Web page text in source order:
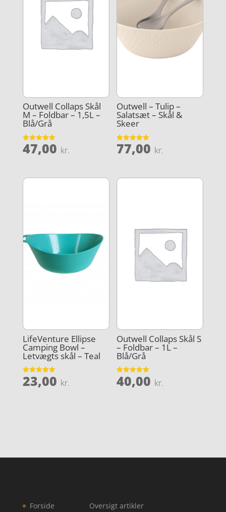
Outwell Collaps Skål
M – Foldbar – 1,5L –
Blå/Grå
Vurderet
5
47,00 kr.
Outwell – Tulip –
Salatsæt – Skål &
Skeer
Vurderet
5
77,00 kr.
LifeVenture Ellipse
Camping Bowl –
Letvægts skål – Teal
Vurderet
5
23,00 kr.
Outwell Collaps Skål S
– Foldbar – 1L –
Blå/Grå
Vurderet
5
40,00 kr.
Forside
Oversigt artikler